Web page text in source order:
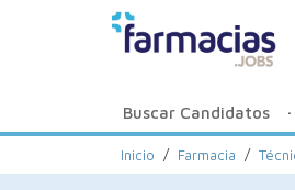
Buscar Candidatos
Inicio / Farmacia /